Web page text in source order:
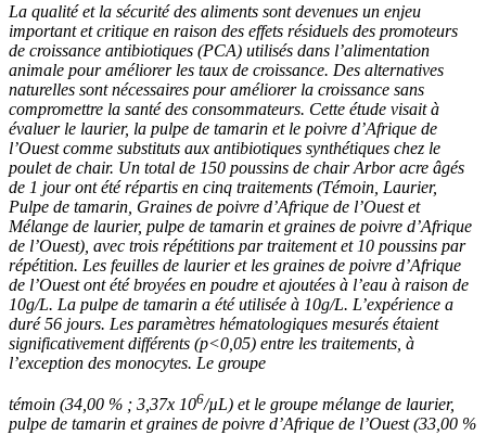
La qualité et la sécurité des aliments sont devenues un enjeu
important et critique en raison des effets résiduels des promoteurs
de croissance antibiotiques (PCA) utilisés dans l’alimentation
animale pour améliorer les taux de croissance. Des alternatives
naturelles sont nécessaires pour améliorer la croissance sans
compromettre la santé des consommateurs. Cette étude visait à
évaluer le laurier, la pulpe de tamarin et le poivre d’Afrique de
l’Ouest comme substituts aux antibiotiques synthétiques chez le
poulet de chair. Un total de 150 poussins de chair Arbor acre âgés
de 1 jour ont été répartis en cinq traitements (Témoin, Laurier,
Pulpe de tamarin, Graines de poivre d’Afrique de l’Ouest et
Mélange de laurier, pulpe de tamarin et graines de poivre d’Afrique
de l’Ouest), avec trois répétitions par traitement et 10 poussins par
répétition. Les feuilles de laurier et les graines de poivre d’Afrique
de l’Ouest ont été broyées en poudre et ajoutées à l’eau à raison de
10g/L. La pulpe de tamarin a été utilisée à 10g/L. L’expérience a
duré 56 jours. Les paramètres hématologiques mesurés étaient
significativement différents (p<0,05) entre les traitements, à
l’exception des monocytes. Le groupe
témoin (34,00 % ; 3,37x 106/µL) et le groupe mélange de laurier,
pulpe de tamarin et graines de poivre d’Afrique de l’Ouest (33,00 %